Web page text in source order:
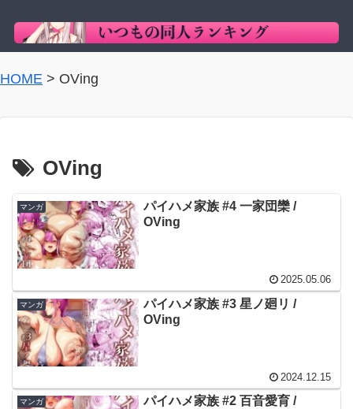
HOME > OVing
OVing
マンガ
パイハメ家族 #4 一家団欒 /
OVing
2025.05.06
マンガ
パイハメ家族 #3 星ノ廻リ /
OVing
2024.12.15
マンガ
パイハメ家族 #2 百音愛育 /